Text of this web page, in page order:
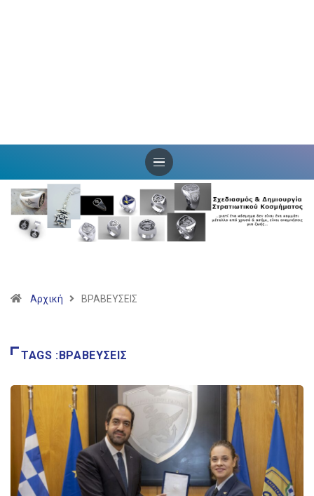
Αρχική ΒΡΑΒΕΥΣΕΙΣ
TAGS :ΒΡΑΒΕΥΣΕΙΣ